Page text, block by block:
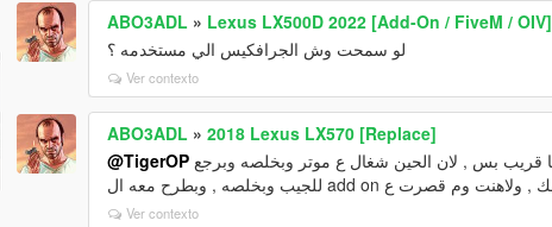
ABO3ADL » Lexus LX500D 2022 [Add-On / FiveM / OIV]
لو سمحت وش الجرافكيس الي مستخدمه ؟
Ver contexto
ABO3ADL »2018 Lexus LX570 [Replace]
@TigerOP
Ver contexto